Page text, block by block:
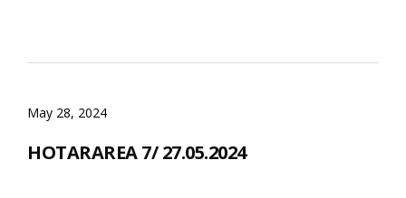
May 28, 2024
HOTARAREA 7/ 27.05.2024